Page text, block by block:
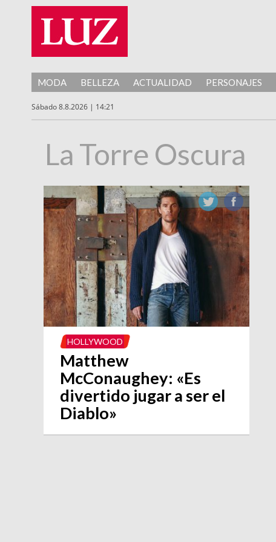
MODA BELLEZA ACTUALIDAD PERSONAJES
Sábado 8.8.2026 | 14:21
La Torre Oscura
HOLLYWOOD
Matthew
McConaughey: «Es
divertido jugar a ser el
Diablo»